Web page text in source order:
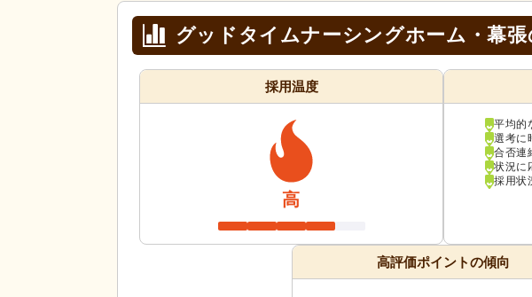
グッドタイムナーシングホーム・幕張
採用温度
高
平均的
選考に
合否連
状況に
採用状
高評価ポイントの傾向